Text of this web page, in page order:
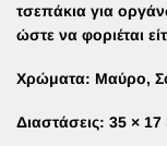
τσεπάκια για
ώστε να φοριέται
Χρώματα: Μαύρο,
Διαστάσεις: 35 × 17